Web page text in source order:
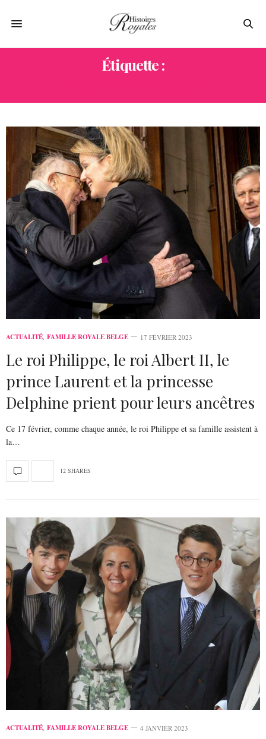
Étiquette :
ACTUALITÉ, FAMILLE ROYALE BELGE 17 FÉVRIER 2023
Le roi Philippe, le roi Albert II, le
prince Laurent et la princesse
Delphine prient pour leurs ancêtres
Ce 17 février, comme chaque année, le roi Philippe et sa famille assistent à
la…
12 SHARES
ACTUALITÉ, FAMILLE ROYALE BELGE 4 JANVIER 2023